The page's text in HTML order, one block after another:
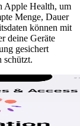
Apple Health, um
Menge, Dauer
können mit
deine Geräte
gesichert
schützt.